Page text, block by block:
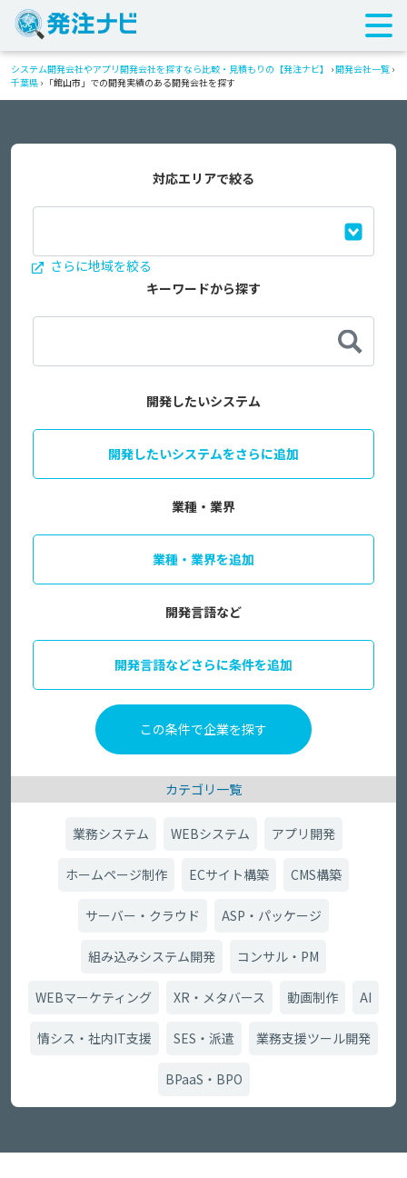
システム開発会社やアプリ開発会社を探すなら比較・見積もりの【発注ナビ】 ›開発会社一覧 ›
千葉県 › 「館山市」での開発実績のある開発会社を探す
対応エリアで絞る
さらに地域を絞る
キーワードから探す
開発したいシステム
開発したいシステムをさらに追加
業種・業界
業種・業界を追加
開発言語など
開発言語などさらに条件を追加
カテゴリ一覧
業務システム WEBシステム アプリ開発
ホームページ制作 ECサイト構築 CMS構築
サーバー・クラウド ASP・パッケージ
組み込みシステム開発 コンサル・PM
WEBマーケティング XR・メタバース 動画制作 AI
情シス・社内IT支援 SES・派遣 業務支援ツール開発
BPaaS・BPO